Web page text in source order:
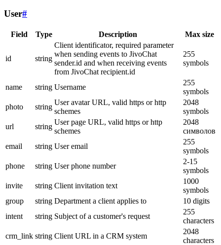
User#
Field Type Description Max size
id string
Client identificator, required parameter
when sending events to JivoChat
sender.id and when receiving events
from JivoChat recipient.id
255
symbols
name string Username
255
symbols
photo
string
User avatar URL, valid https or http
schemes
2048
symbols
url
string
User page URL, valid https or http
schemes
2048
символов
email
string User email
255
symbols
phone
string User phone number
2-15
symbols
invite
string Client invitation text
1000
symbols
group
string Department a client applies to
10 digits
intent
string Subject of a customer's request
255
characters
crm_link string Client URL in a CRM system
2048
characters